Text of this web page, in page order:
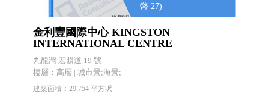
幣 27)
金利豐國際中心 KINGSTON
INTERNATIONAL CENTRE
九龍灣 宏照道 19 號
樓層：高層 | 城市景;海景;
建築面積：29,754 平方呎